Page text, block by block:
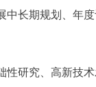
长期规划、年度
研究、高新技术